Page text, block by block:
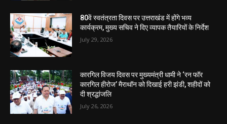
80वें स्वतंत्रता दिवस पर उत्तराखंड में होंगे भव्य
कार्यक्रम, मुख्य सचिव ने दिए व्यापक तैयारियों के निर्देश
July 29, 2026
कारगिल विजय दिवस पर मुख्यमंत्री धामी ने ‘रन फॉर
कारगिल हीरोज’ मैराथॉन को दिखाई हरी झंडी, शहीदों को
दी श्रद्धांजलि
July 26, 2026